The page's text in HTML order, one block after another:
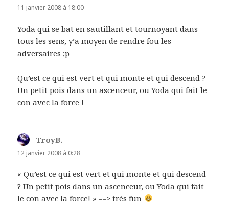
11 janvier 2008 à 18:00
Yoda qui se bat en sautillant et tournoyant dans
tous les sens, y’a moyen de rendre fou les
adversaires ;p
Qu’est ce qui est vert et qui monte et qui descend ?
Un petit pois dans un ascenceur, ou Yoda qui fait le
con avec la force !
TroyB.
12 janvier 2008 à 0:28
« Qu’est ce qui est vert et qui monte et qui descend
? Un petit pois dans un ascenceur, ou Yoda qui fait
le con avec la force! » ==> très fun